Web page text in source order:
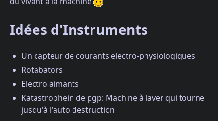
Idées d'Instruments
Un capteur de courants electro-physiologiques
Rotabators
Electro aimants
Katastrophein de pgp: Machine à laver qui tourne
jusqu'à l'auto destruction